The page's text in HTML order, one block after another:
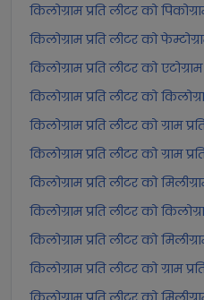
किलोग्राम प्रति लीटर को
किलोग्राम प्रति लीटर को
किलोग्राम प्रति लीटर को
किलोग्राम प्रति लीटर को
किलोग्राम प्रति लीटर को ग्राम
किलोग्राम प्रति लीटर को ग्राम
किलोग्राम प्रति लीटर को
किलोग्राम प्रति लीटर को
किलोग्राम प्रति लीटर को
किलोग्राम प्रति लीटर को ग्राम